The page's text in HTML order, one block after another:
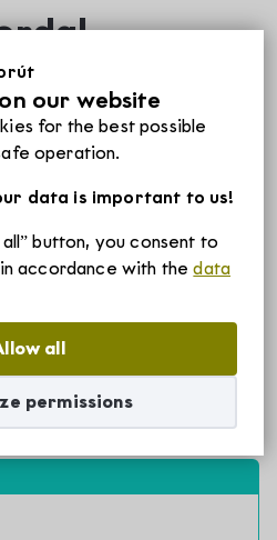
our website
for the best possible
operation.
data is important to us!
button, you consent to
accordance with thedata
all
permissions
inMagyar.
története